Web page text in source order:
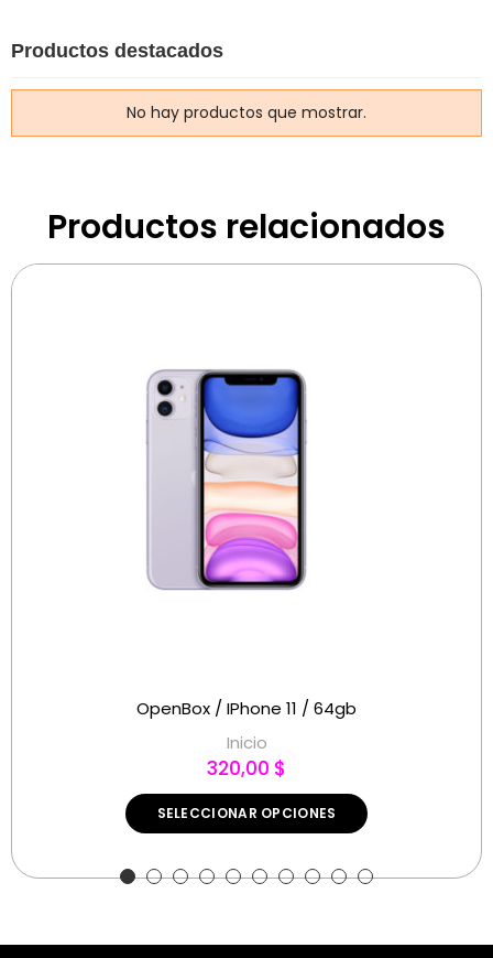
Productos destacados
No hay productos que mostrar.
Productos relacionados
OpenBox / IPhone 11 / 64gb
Inicio
320,00 $
SELECCIONAR OPCIONES